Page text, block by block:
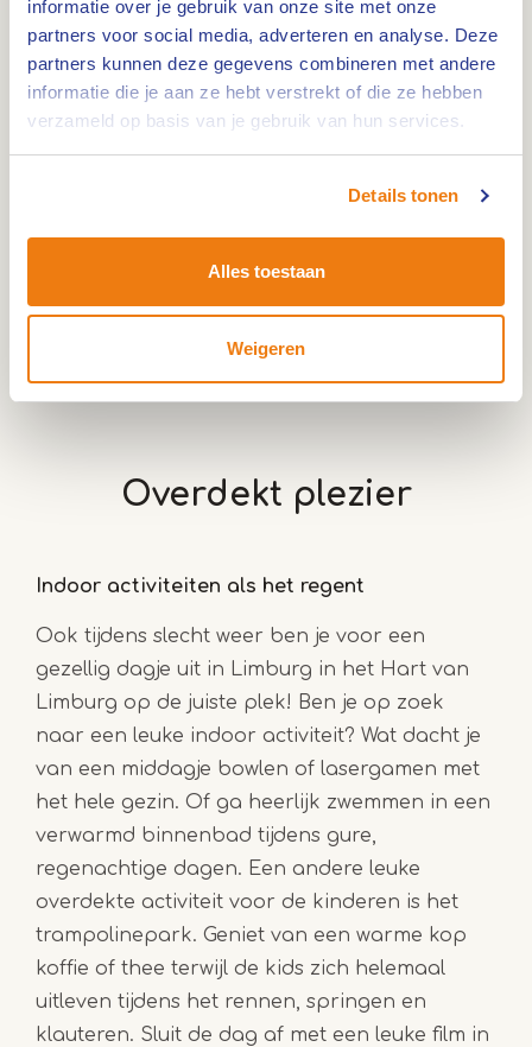
informatie over je gebruik van onze site met onze
partners voor social media, adverteren en analyse. Deze
partners kunnen deze gegevens combineren met andere
informatie die je aan ze hebt verstrekt of die ze hebben
verzameld op basis van je gebruik van hun services.
Details tonen
Alles toestaan
Weigeren
0,0km
Bowlingbaan Pimpernel
More
Overdekt plezier
Indoor activiteiten als het regent
Ook tijdens slecht weer ben je voor een
gezellig dagje uit in Limburg in het Hart van
Limburg op de juiste plek! Ben je op zoek
naar een leuke indoor activiteit? Wat dacht je
van een middagje bowlen of lasergamen met
het hele gezin. Of ga heerlijk zwemmen in een
verwarmd binnenbad tijdens gure,
regenachtige dagen. Een andere leuke
overdekte activiteit voor de kinderen is het
trampolinepark. Geniet van een warme kop
koffie of thee terwijl de kids zich helemaal
uitleven tijdens het rennen, springen en
klauteren. Sluit de dag af met een leuke film in